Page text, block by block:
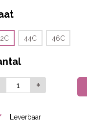
44C 46C
+
Leverbaar